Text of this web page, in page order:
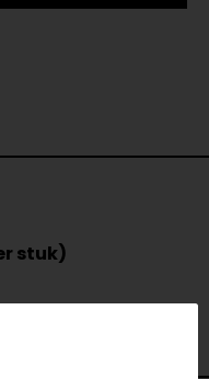
stuk)